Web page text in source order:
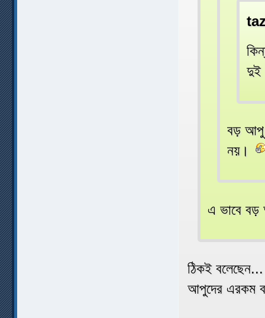
দুই
বড় আপু
নয়।
এ ভাবে
ঠিকই বলেছেন...
আপুদের এরকম